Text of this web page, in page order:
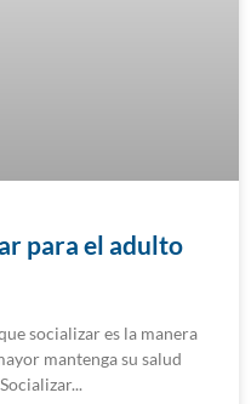
para el adulto
socializar es la manera
mantenga su salud